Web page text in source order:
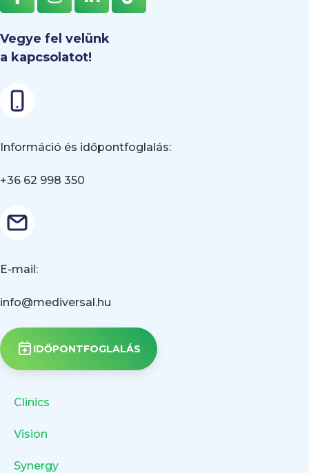
Vegye fel velünk
a kapcsolatot!
Információ és időpontfoglalás:
+36 62 998 350
E-mail:
info@mediversal.hu
IDŐPONTFOGLALÁS
Clinics
Vision
Synergy